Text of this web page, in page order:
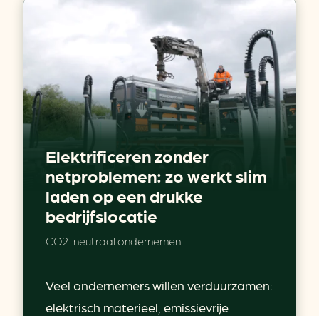
Elektrificeren zonder
netproblemen: zo werkt slim
laden op een drukke
bedrijfslocatie
CO2-neutraal ondernemen
Veel ondernemers willen verduurzamen:
elektrisch materieel, emissievrije